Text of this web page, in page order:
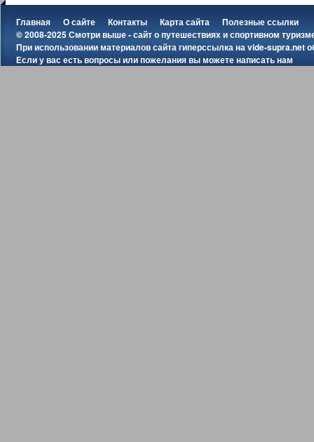
Главная О сайте Контакты Карта сайта
Полезные ссылки
© 2008-2025 Смотри выше - сайт о путешествиях и спортивном
При использовании материалов сайта гиперссылка наvide-supra.net
Если у вас есть вопросы или пожелания вы можетенаписать нам